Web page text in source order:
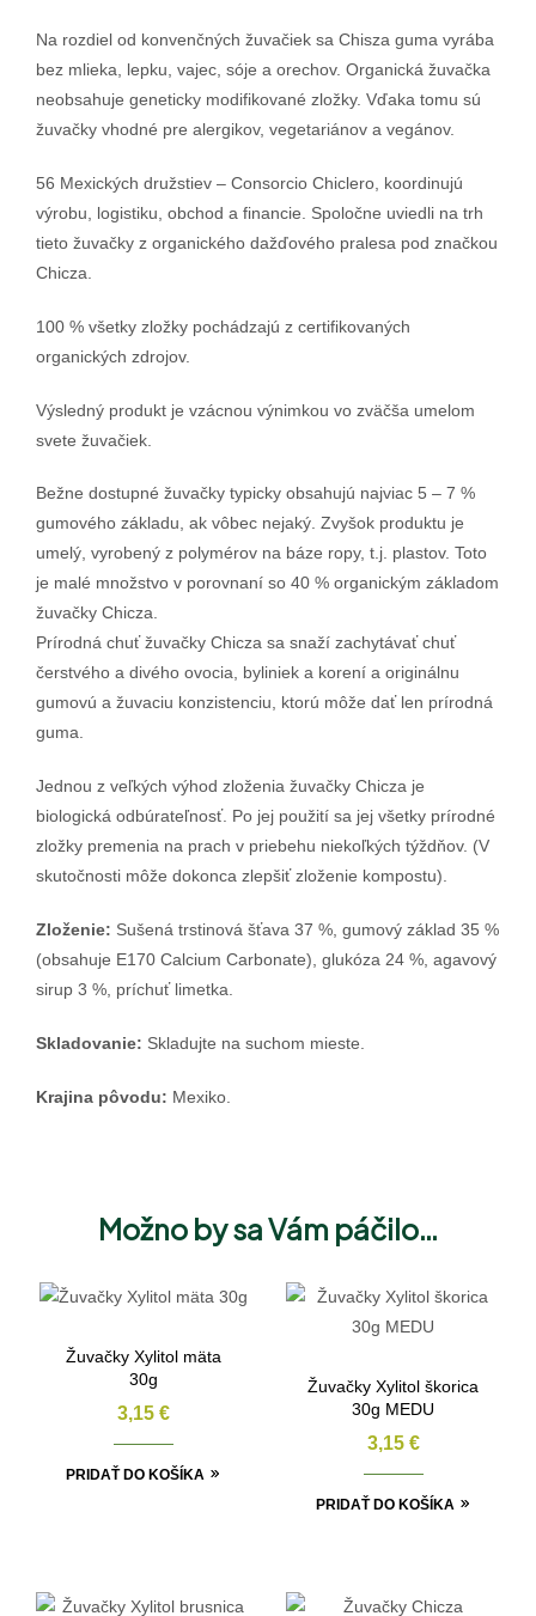
Na rozdiel od konvenčných žuvačiek sa Chisza guma vyrába
bez mlieka, lepku, vajec, sóje a orechov. Organická žuvačka
neobsahuje geneticky modifikované zložky. Vďaka tomu sú
žuvačky vhodné pre alergikov, vegetariánov a vegánov.
56 Mexických družstiev – Consorcio Chiclero, koordinujú
výrobu, logistiku, obchod a financie. Spoločne uviedli na trh
tieto žuvačky z organického dažďového pralesa pod značkou
Chicza.
100 % všetky zložky pochádzajú z certifikovaných
organických zdrojov.
Výsledný produkt je vzácnou výnimkou vo zväčša umelom
svete žuvačiek.
Bežne dostupné žuvačky typicky obsahujú najviac 5 – 7 %
gumového základu, ak vôbec nejaký. Zvyšok produktu je
umelý, vyrobený z polymérov na báze ropy, t.j. plastov. Toto
je malé množstvo v porovnaní so 40 % organickým základom
žuvačky Chicza.
Prírodná chuť žuvačky Chicza sa snaží zachytávať chuť
čerstvého a divého ovocia, byliniek a korení a originálnu
gumovú a žuvaciu konzistenciu, ktorú môže dať len prírodná
guma.
Jednou z veľkých výhod zloženia žuvačky Chicza je
biologická odbúrateľnosť. Po jej použití sa jej všetky prírodné
zložky premenia na prach v priebehu niekoľkých týždňov. (V
skutočnosti môže dokonca zlepšiť zloženie kompostu).
Zloženie: Sušená trstinová šťava 37 %, gumový základ 35 %
(obsahuje E170 Calcium Carbonate), glukóza 24 %, agavový
sirup 3 %, príchuť limetka.
Skladovanie: Skladujte na suchom mieste.
Krajina pôvodu: Mexiko.
Možno by sa Vám páčilo…
Žuvačky Xylitol mäta
30g
3,15 €
PRIDAŤ DO KOŠÍKA
Žuvačky Xylitol škorica
30g MEDU
3,15 €
PRIDAŤ DO KOŠÍKA